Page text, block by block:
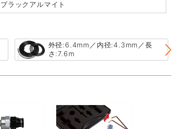
ブラックアルマイト
外径:6.4mm／内径:4.3mm／長
さ:7.6m